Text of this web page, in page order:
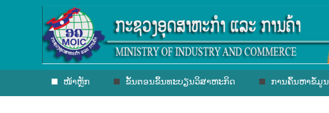
ໜ້າຫຼັກ ຂັ້ນຕອນຂຶ້ນທະບຽນວິສາຫະກິດ ການຄົ້ນຫາຂໍ້ມູນ